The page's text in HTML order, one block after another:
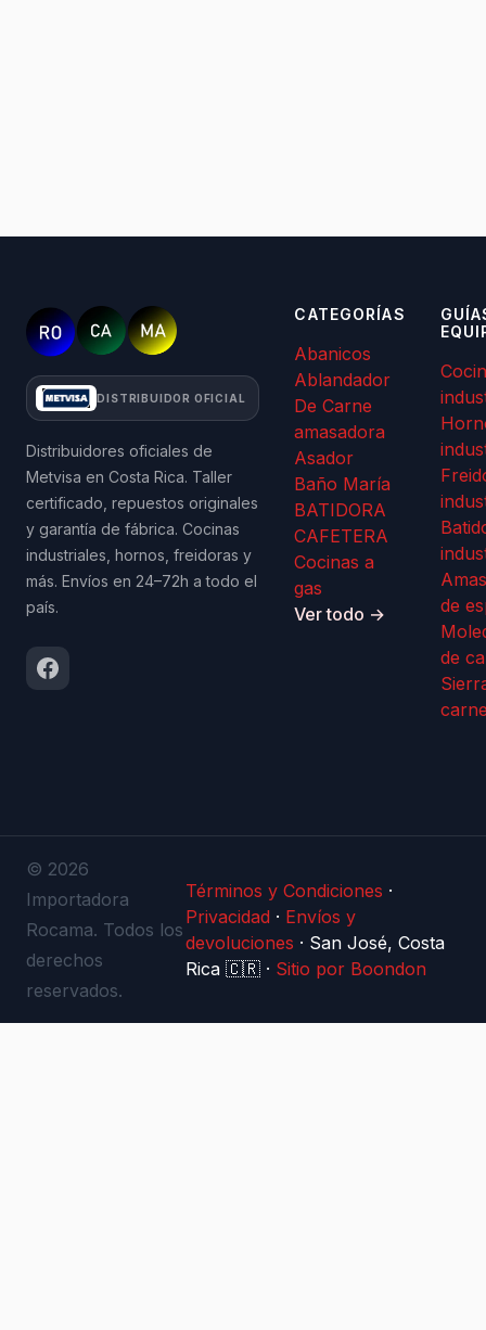
DISTRIBUIDOR OFICIAL
Distribuidores oficiales de
Metvisa en Costa Rica. Taller
certificado, repuestos originales
y garantía de fábrica. Cocinas
industriales, hornos, freidoras y
más. Envíos en 24–72h a todo el
país.
CATEGORÍAS
Abanicos
Ablandador
De Carne
amasadora
Asador
Baño María
BATIDORA
CAFETERA
Cocinas a
gas
Ver todo →
de
de
© 2026
Importadora
Rocama. Todos los
derechos
reservados.
Términos y Condiciones ·
Privacidad · Envíos y
devoluciones · San José, Costa
Rica 🇨🇷 · Sitio por Boondon